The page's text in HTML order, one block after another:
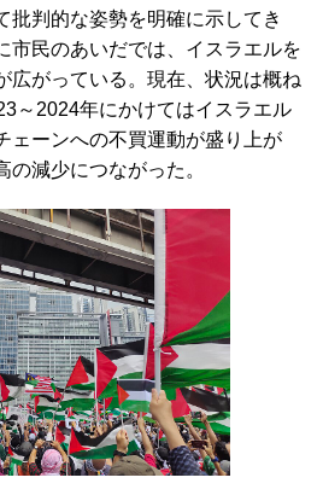
批判的な姿勢を明確に示してき
市民のあいだでは、イスラエルを
広がっている。現在、状況は概ね
～2024年にかけてはイスラエル
ェーンへの不買運動が盛り上が
の減少につながった。